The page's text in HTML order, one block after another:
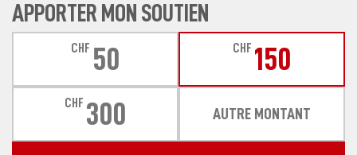
APPORTER MON SOUTIEN
CHF 50 CHF 150
CHF 300 AUTRE MONTANT